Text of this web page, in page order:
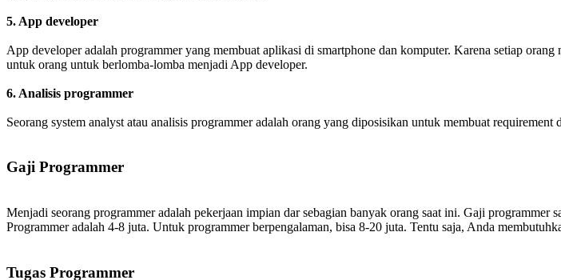
5. App developer
App developer adalah programmer yang membuat aplikasi di smartphone dan komputer. Karena setiap
untuk orang untuk berlomba-lomba menjadi App developer.
6. Analisis programmer
Seorang system analyst atau analisis programmer adalah orang yang diposisikan untuk membuat requirement
Gaji Programmer
Menjadi seorang programmer adalah pekerjaan impian dar sebagian banyak orang saat ini. Gaji
Programmer adalah 4-8 juta. Untuk programmer berpengalaman, bisa 8-20 juta. Tentu saja, Anda
Tugas Programmer